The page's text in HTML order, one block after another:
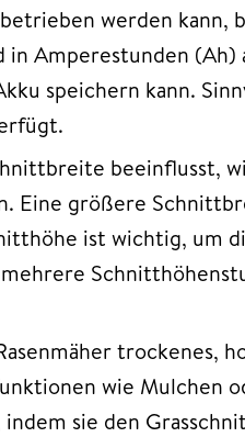
werden kann,
in Amperestunden
speichern kann.
beeinflusst,
Eine größere
ist wichtig, um
trockenes,
wie Mulchen
sie den